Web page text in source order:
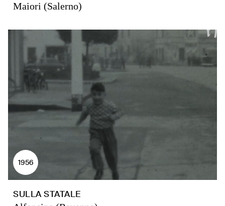
Maiori (Salerno)
1956
SULLA STATALE